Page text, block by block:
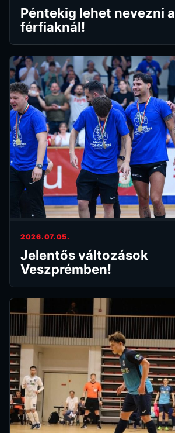
Péntekig lehet nevezni a
férfiaknál!
2026.07.05.
Jelentős változások
Veszprémben!